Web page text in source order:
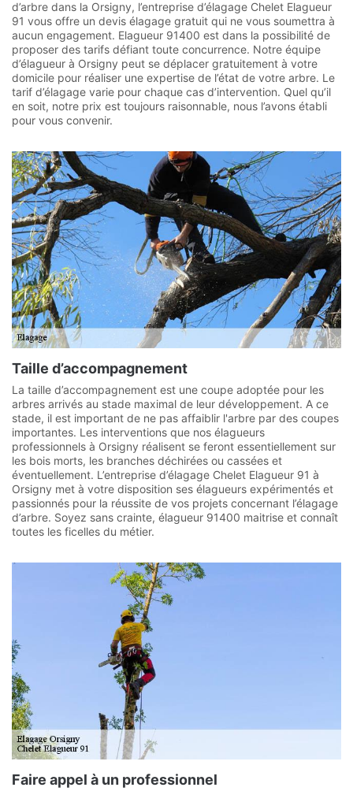
d’arbre dans la Orsigny, l’entreprise d’élagage Chelet Elagueur
91 vous offre un devis élagage gratuit qui ne vous soumettra à
aucun engagement. Elagueur 91400 est dans la possibilité de
proposer des tarifs défiant toute concurrence. Notre équipe
d’élagueur à Orsigny peut se déplacer gratuitement à votre
domicile pour réaliser une expertise de l’état de votre arbre. Le
tarif d’élagage varie pour chaque cas d’intervention. Quel qu’il
en soit, notre prix est toujours raisonnable, nous l’avons établi
pour vous convenir.
Taille d’accompagnement
La taille d’accompagnement est une coupe adoptée pour les
arbres arrivés au stade maximal de leur développement. A ce
stade, il est important de ne pas affaiblir l'arbre par des coupes
importantes. Les interventions que nos élagueurs
professionnels à Orsigny réalisent se feront essentiellement sur
les bois morts, les branches déchirées ou cassées et
éventuellement. L’entreprise d’élagage Chelet Elagueur 91 à
Orsigny met à votre disposition ses élagueurs expérimentés et
passionnés pour la réussite de vos projets concernant l’élagage
d’arbre. Soyez sans crainte, élagueur 91400 maitrise et connaît
toutes les ficelles du métier.
Faire appel à un professionnel